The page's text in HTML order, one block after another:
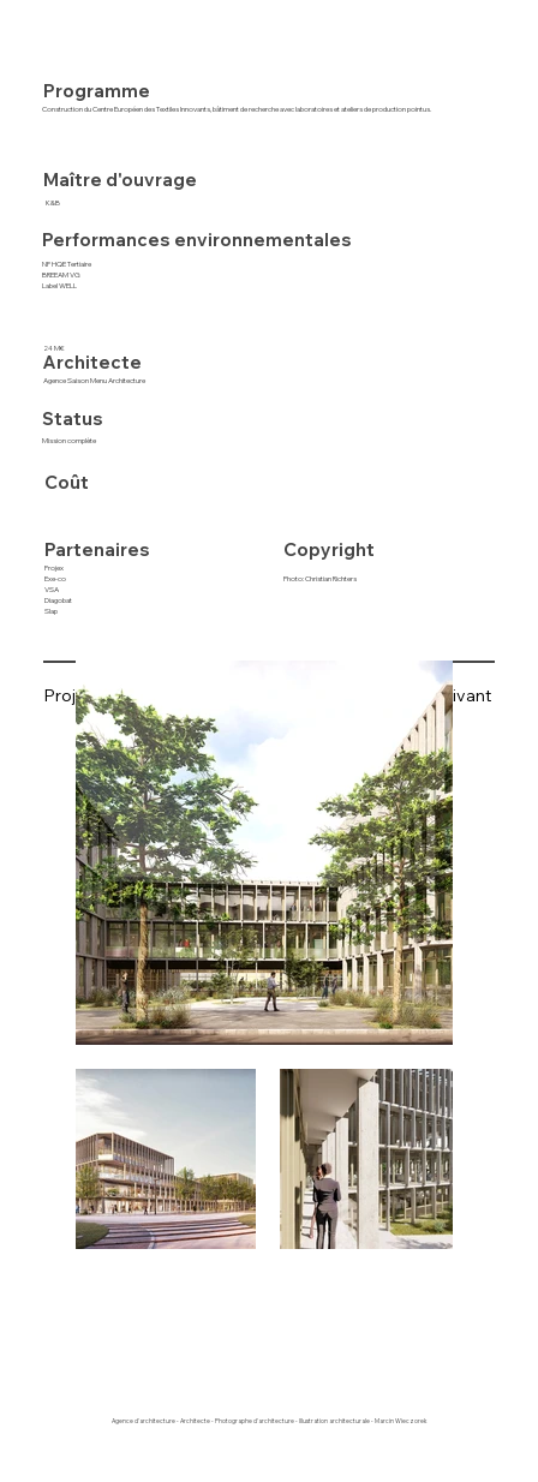
Programme
Construction du Centre Européen des Textiles Innovants, bâtiment de recherche avec laboratoires et ateliers de production pointus.
Maître d'ouvrage
K&B
Performances environnementales
NF HQE Tertiaire
BREEAM VG
Label WELL
Status
Mission complète
Architecte
Agence Saison Menu Architecture
Coût
24 M€
Partenaires
Projex
Exe-co
VSA
Diagobat
Slap
Copyright
Photo: Christian Richters
Projet précédent
Retrouvez tous les projets
Projet suivant
Agence d'architecture - Architecte - Photographe d'architecture - Illustration architecturale - Marcin Wieczorek